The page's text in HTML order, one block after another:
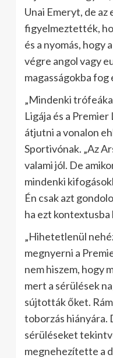
Unai Emeryt, de az
figyelmeztették,
és a nyomás, hogy
végre angol vagy
magasságokba fog
„Mindenki
Ligája és a
átjutni a vonalon
Sportivónak. „Az
valami jól. De
mindenki
Én csak azt
ha ezt kontextusba
„Hihetetlenül
megnyerni a
nem hiszem, hogy
mert a sérülések
sújtották őket.
toborzás hiányára.
sérüléseket
megnehezítette a